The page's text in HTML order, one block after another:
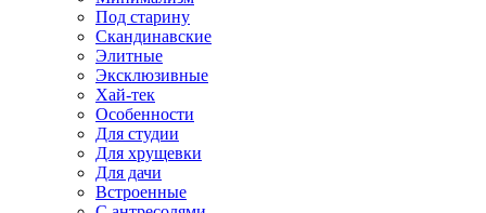
Под старину
Скандинавские
Элитные
Эксклюзивные
Хай-тек
Особенности
Для студии
Для хрущевки
Для дачи
Встроенные